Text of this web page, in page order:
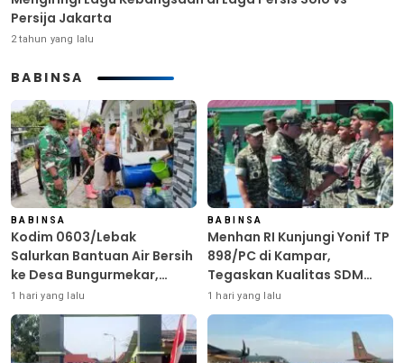
Persija Jakarta
2 tahun yang lalu
BABINSA
BABINSA
Kodim 0603/Lebak
Salurkan Bantuan Air Bersih
ke Desa Bungurmekar,
Ringankan Beban Warga
Terdampak Kemarau
1 hari yang lalu
BABINSA
Menhan RI Kunjungi Yonif TP
898/PC di Kampar,
Tegaskan Kualitas SDM
Kunci Kekuatan TNI
1 hari yang lalu